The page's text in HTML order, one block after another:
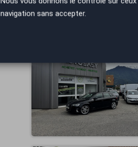
navigation sans accepter.